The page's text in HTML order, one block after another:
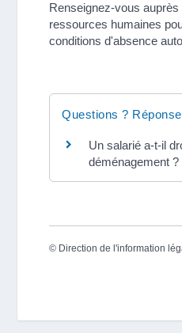
Renseignez-vous
ressources humaines
conditions d'absence
Questions ?
Un salarié a-t-il
déménagement ?
© Direction de l'information